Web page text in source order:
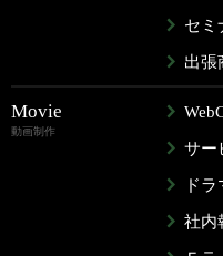
セミ
出張
Movie
動画制作
サー
ド
社内